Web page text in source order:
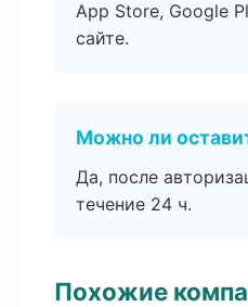
App Store, Google
сайте.
Можно ли
Да, после
течение 24 ч.
Похожие